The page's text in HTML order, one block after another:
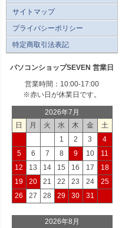
サイトマップ
プライバシーポリシー
特定商取引法表記
パソコンショップSEVEN 営業日
営業時間：10:00-17:00
※赤い日が休業日です。
2026年7月
日
月 火 水 木 金
土
1
2 3
4
5
6 7 8 9 10
11
12
13 14 15 16 17
18
19
20 21 22 23 24
25
26
27 28 29 30 31
2026年8月